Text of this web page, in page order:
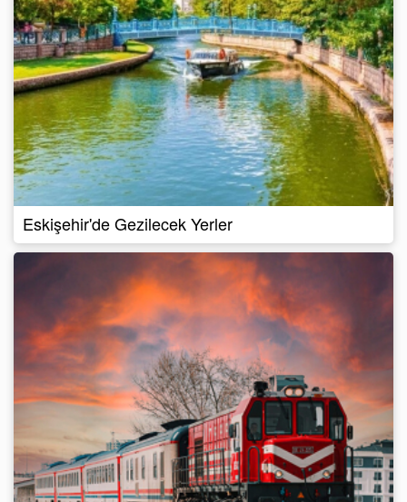
Eskişehir'de Gezilecek Yerler